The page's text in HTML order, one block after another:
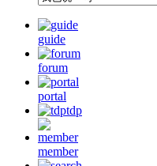
guide
forum
portal
tdp
member